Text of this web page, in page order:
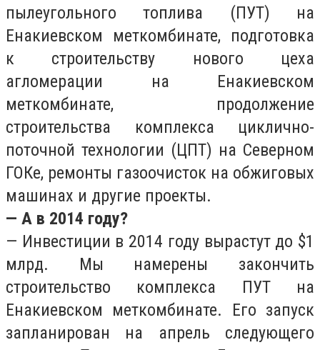
пылеугольного топлива (ПУТ) на
Енакиевском меткомбинате, подготовка
к строительству нового цеха
агломерации на Енакиевском
меткомбинате, продолжение
строительства комплекса циклично-
поточной технологии (ЦПТ) на Северном
ГОКе, ремонты газоочисток на обжиговых
машинах и другие проекты.
— А в 2014 году?
— Инвестиции в 2014 году вырастут до $1
млрд. Мы намерены закончить
строительство комплекса ПУТ на
Енакиевском меткомбинате. Его запуск
запланирован на апрель следующего